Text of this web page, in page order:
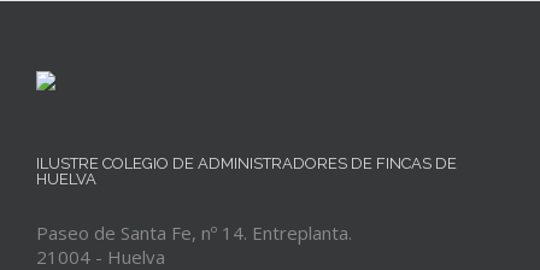
ILUSTRE COLEGIO DE ADMINISTRADORES DE FINCAS DE
HUELVA
Paseo de Santa Fe, nº 14. Entreplanta.
21004 - Huelva